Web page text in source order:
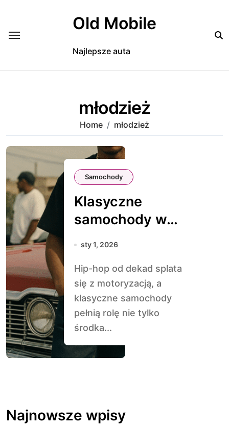
Old Mobile
Najlepsze auta
młodzież
Home młodzież
Samochody
Klasyczne
samochody w
kulturze hip-hop
sty 1, 2026
Hip-hop od dekad splata
się z motoryzacją, a
klasyczne samochody
pełnią rolę nie tylko
środka...
Najnowsze wpisy